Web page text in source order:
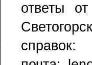
ответы
справок: